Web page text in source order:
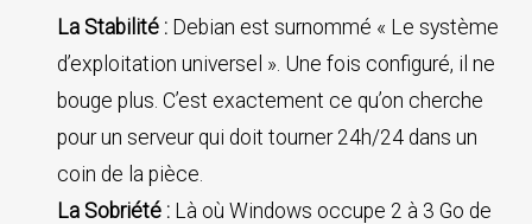
La Stabilité : Debian est surnommé « Le système
d’exploitation universel ». Une fois configuré, il ne
bouge plus. C’est exactement ce qu’on cherche
pour un serveur qui doit tourner 24h/24 dans un
coin de la pièce.
La Sobriété : Là où Windows occupe 2 à 3 Go de